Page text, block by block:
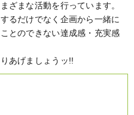
ざまな活動を行っています。
るだけでなく企画から一緒に
とのできない達成感・充実感
あげましょうッ!!